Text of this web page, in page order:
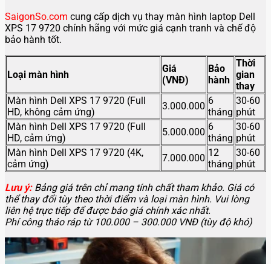
SaigonSo.com cung cấp dịch vụ thay màn hình laptop Dell
XPS 17 9720 chính hãng với mức giá cạnh tranh và chế độ
bảo hành tốt.
Loại màn hình
Giá
(VNĐ)
Bảo
hành
Thời
gian
thay
Màn hình Dell XPS 17 9720 (Full
HD, không cảm ứng)
3.000.000 6
tháng
30-60
phút
Màn hình Dell XPS 17 9720 (Full
HD, cảm ứng)
5.000.000 6
tháng
30-60
phút
Màn hình Dell XPS 17 9720 (4K,
cảm ứng)
7.000.000 12
tháng
30-60
phút
Lưu ý:Bảng giá trên chỉ mang tính chất tham khảo. Giá có
thể thay đổi tùy theo thời điểm và loại màn hình. Vui lòng
liên hệ trực tiếp để được báo giá chính xác nhất.
Phí công tháo ráp từ 100.000 – 300.000 VNĐ (tùy độ khó)